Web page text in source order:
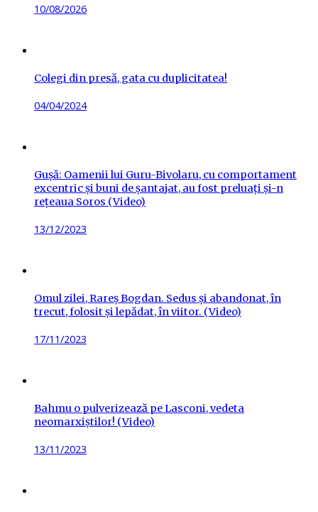
Posted
10/08/2026
Colegi din presă, gata cu duplicitatea!
Posted
04/04/2024
Gușă: Oamenii lui Guru-Bivolaru, cu comportament
excentric și buni de șantajat, au fost preluați și-n
rețeaua Soros (Video)
Posted
13/12/2023
Omul zilei, Rareș Bogdan. Sedus și abandonat, în
trecut, folosit și lepădat, în viitor. (Video)
Posted
17/11/2023
Bahmu o pulverizează pe Lasconi, vedeta
neomarxiștilor! (Video)
Posted
13/11/2023